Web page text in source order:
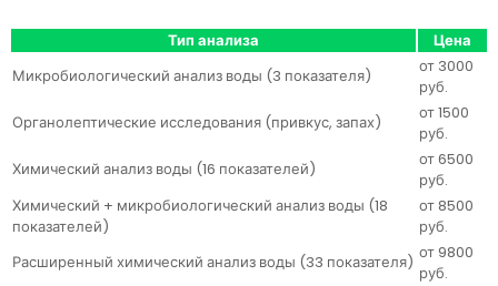
Тип анализа
Цена
Микробиологический анализ воды (3 показателя)
от 3000
руб.
Органолептические исследования (привкус, запах)
от 1500
руб.
Химический анализ воды (16 показателей)
от 6500
руб.
Химический + микробиологический анализ воды (18
показателей)
от 8500
руб.
Расширенный химический анализ воды (33 показателя) от 9800
руб.